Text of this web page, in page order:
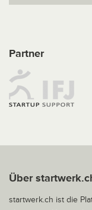
Partner
Über
startwerk.ch ist die